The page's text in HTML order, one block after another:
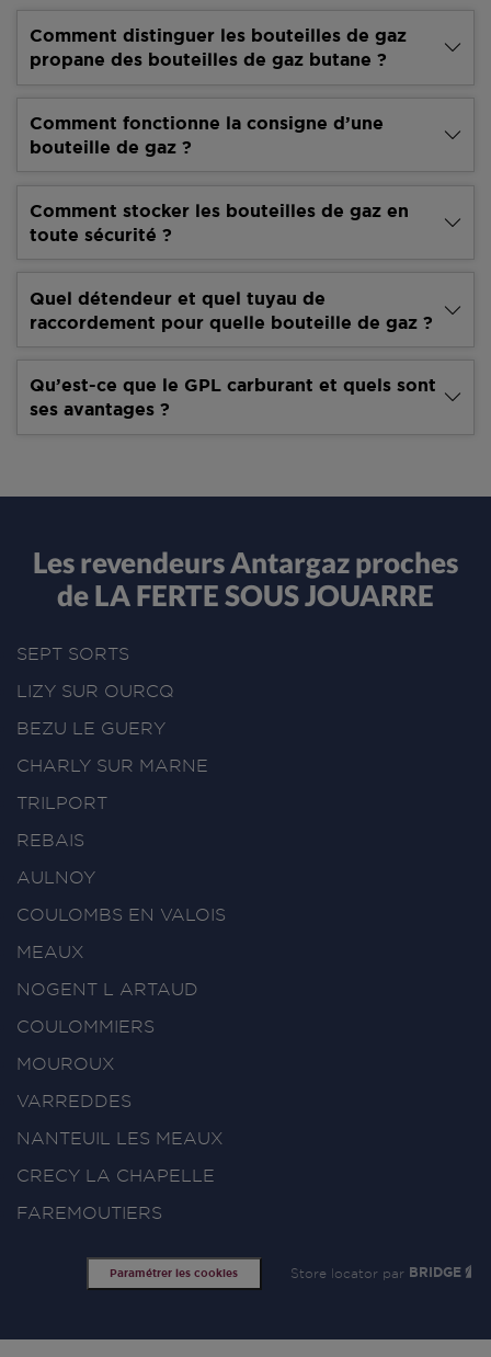
Comment distinguer les bouteilles de gaz
propane des bouteilles de gaz butane ?
Comment fonctionne la consigne d’une
bouteille de gaz ?
Comment stocker les bouteilles de gaz en
toute sécurité ?
Quel détendeur et quel tuyau de
raccordement pour quelle bouteille de gaz ?
Qu’est-ce que le GPL carburant et quels sont
ses avantages ?
Les revendeurs Antargaz proches
de LA FERTE SOUS JOUARRE
SEPT SORTS
LIZY SUR OURCQ
BEZU LE GUERY
CHARLY SUR MARNE
TRILPORT
REBAIS
AULNOY
COULOMBS EN VALOIS
MEAUX
NOGENT L ARTAUD
COULOMMIERS
MOUROUX
VARREDDES
NANTEUIL LES MEAUX
CRECY LA CHAPELLE
FAREMOUTIERS
Paramétrer les cookies Store locator par BRIDGE